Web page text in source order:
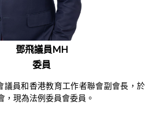
鄧飛議員MH
委員
議員和香港教育工作者聯會副會長，於
，現為法例委員會委員。